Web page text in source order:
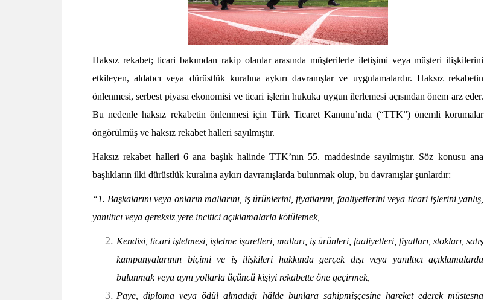
Haksız rekabet; ticari bakımdan rakip olanlar arasında müşterilerle iletişimi veya müşteri ilişkilerini
etkileyen, aldatıcı veya dürüstlük kuralına aykırı davranışlar ve uygulamalardır. Haksız rekabetin
önlenmesi, serbest piyasa ekonomisi ve ticari işlerin hukuka uygun ilerlemesi açısından önem arz eder.
Bu nedenle haksız rekabetin önlenmesi için Türk Ticaret Kanunu’nda (“TTK”) önemli korumalar
öngörülmüş ve haksız rekabet halleri sayılmıştır.
Haksız rekabet halleri 6 ana başlık halinde TTK’nın 55. maddesinde sayılmıştır. Söz konusu ana
başlıkların ilki dürüstlük kuralına aykırı davranışlarda bulunmak olup, bu davranışlar şunlardır:
“1. Başkalarını veya onların mallarını, iş ürünlerini, fiyatlarını, faaliyetlerini veya ticari işlerini yanlış,
yanıltıcı veya gereksiz yere incitici açıklamalarla kötülemek,
Kendisi, ticari işletmesi, işletme işaretleri, malları, iş ürünleri, faaliyetleri, fiyatları, stokları, satış
kampanyalarının biçimi ve iş ilişkileri hakkında gerçek dışı veya yanıltıcı açıklamalarda
bulunmak veya aynı yollarla üçüncü kişiyi rekabette öne geçirmek,
Paye, diploma veya ödül almadığı hâlde bunlara sahipmişçesine hareket ederek müstesna